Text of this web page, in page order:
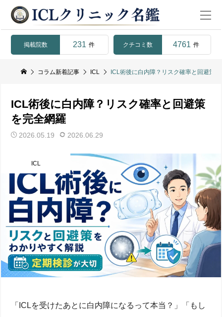
掲載院数 231 件 クチコミ数 4761 件
コラム新着記事 ICL ICL術後に白内障？リスク確率と回避策
ICL術後に白内障？リスク確率と回避策
を完全網羅
2026.05.19 2026.06.29
ICL
「ICLを受けたあとに白内障になるって本当？」「もし